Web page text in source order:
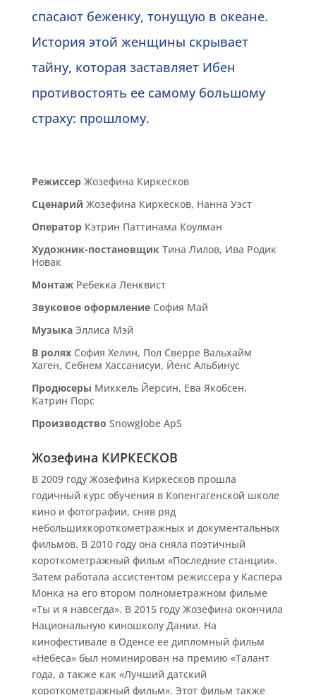
спасают беженку, тонущую в океане.
История этой женщины скрывает
тайну, которая заставляет Ибен
противостоять ее самому большому
страху: прошлому.
РежиссерЖозефина Киркесков
Сценарий Жозефина Киркесков, Нанна Уэст
ОператорКэтрин Паттинама Коулман
Художник-постановщикТина Лилов, Ива Родик
Новак
МонтажРебекка Ленквист
Звуковое оформлениеСофия Май
МузыкаЭллиса Мэй
В роляхСофия Хелин, Пол Сверре Вальхайм
Хаген, Себнем Хассанисуи, Йенс Альбинус
Продюсеры Миккель Йерсин, Ева Якобсен,
Катрин Порс
Производство Snowglobe ApS
Жозефина КИРКЕСКОВ
В 2009 году Жозефина Киркесков прошла
годичный курс обучения в Копенгагенской школе
кино и фотографии, сняв ряд
небольшихкороткометражных и документальных
фильмов. В 2010 году она сняла поэтичный
короткометражный фильм «Последние станции».
Затем работала ассистентом режиссера у Каспера
Монка на его втором полнометражном фильме
«Ты и я навсегда». В 2015 году Жозефина окончила
Национальную киношколу Дании. На
кинофестивале в Оденсе ее дипломный фильм
«Небеса» был номинирован на премию «Талант
года, а также как «Лучший датский
короткометражный фильм». Этот фильм также